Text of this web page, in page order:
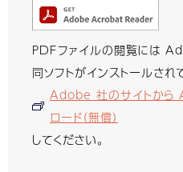
PDFファイルの閲覧には
同ソフトがインストールされ
Adobe 社のサイトか
ロード（無償）
してください。